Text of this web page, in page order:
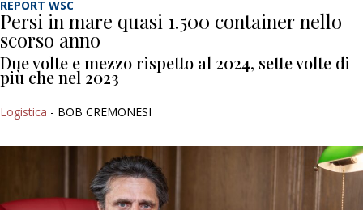
REPORT WSC
Persi in mare quasi 1.500 container nello
scorso anno
Due volte e mezzo rispetto al 2024, sette volte di
più che nel 2023
Logistica - BOB CREMONESI